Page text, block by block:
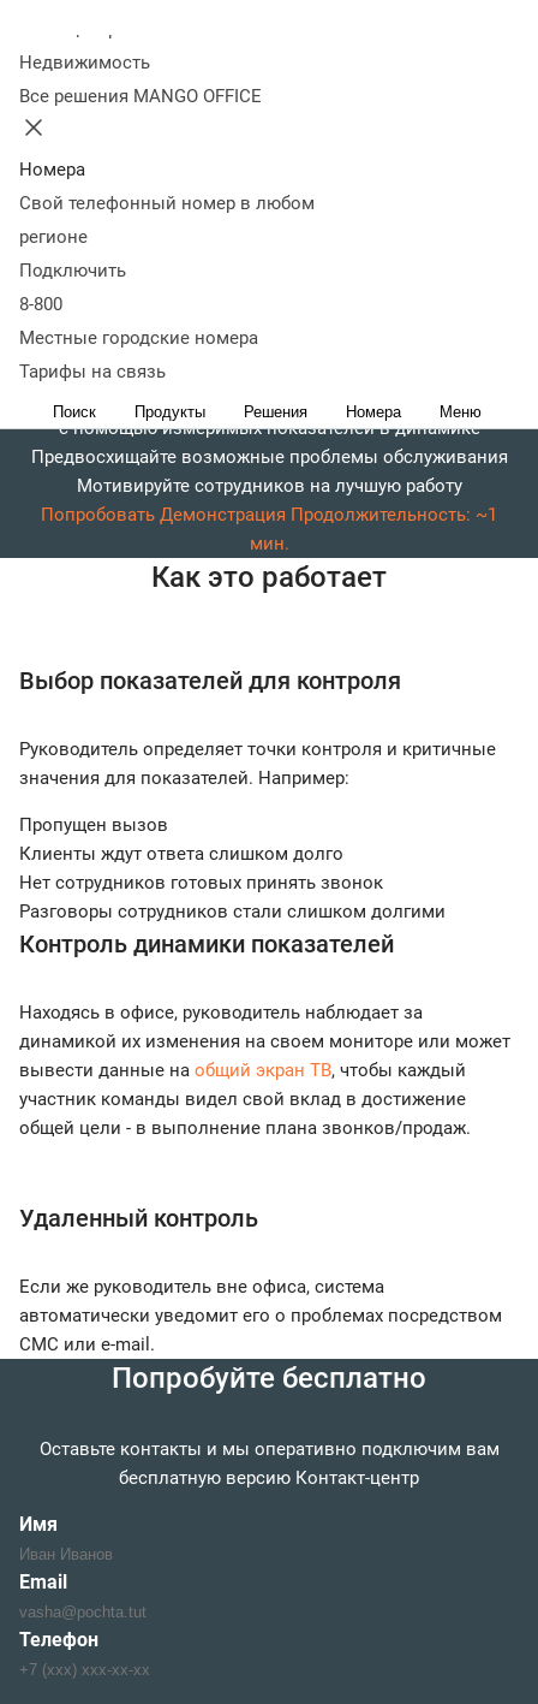
Недвижимость
Все решения MANGO OFFICE
Номера
Свой телефонный номер в любом
регионе
Подключить
8-800
Местные городские номера
Тарифы на связь
Поиск Продукты Решения Номера Меню
с помощью измеримых показателей в динамике
Предвосхищайте возможные проблемы обслуживания
Мотивируйте сотрудников на лучшую работу
Попробовать Демонстрация Продолжительность: ~1
мин.
Как это работает
Выбор показателей для контроля
Руководитель определяет точки контроля и критичные
значения для показателей. Например:
Пропущен вызов
Клиенты ждут ответа слишком долго
Нет сотрудников готовых принять звонок
Разговоры сотрудников стали слишком долгими
Контроль динамики показателей
Находясь в офисе, руководитель наблюдает за
динамикой их изменения на своем мониторе или может
вывести данные на общий экран ТВ, чтобы каждый
участник команды видел свой вклад в достижение
общей цели - в выполнение плана звонков/продаж.
Удаленный контроль
Если же руководитель вне офиса, система
автоматически уведомит его о проблемах посредством
СМС или e-mail.
Попробуйте бесплатно
Оставьте контакты и мы оперативно подключим вам
бесплатную версию Контакт-центр
Имя
Email
Телефон